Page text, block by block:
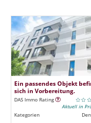
Ein passendes Objekt
sich in Vorbereitung.
DAS Immo Rating
Aktuell in
Kategorien